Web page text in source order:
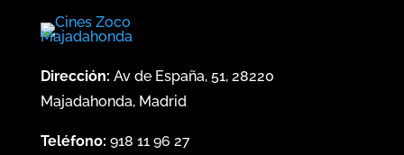
Dirección: Av de España, 51, 28220
Majadahonda, Madrid
Teléfono: 918 11 96 27